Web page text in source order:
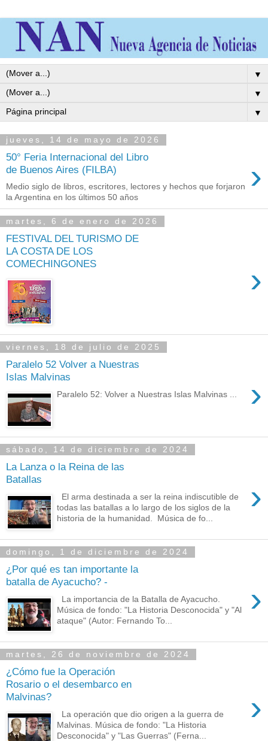
▼
▼
▼
jueves, 14 de mayo de 2026
50° Feria Internacional del Libro
de Buenos Aires (FILBA)
›
Medio siglo de libros, escritores, lectores y hechos que forjaron
la Argentina en los últimos 50 años
martes, 6 de enero de 2026
FESTIVAL DEL TURISMO DE
LA COSTA DE LOS
COMECHINGONES
›
viernes, 18 de julio de 2025
Paralelo 52 Volver a Nuestras
Islas Malvinas
›
Paralelo 52: Volver a Nuestras Islas Malvinas ...
sábado, 14 de diciembre de 2024
La Lanza o la Reina de las
Batallas
›
El arma destinada a ser la reina indiscutible de
todas las batallas a lo largo de los siglos de la
historia de la humanidad. Música de fo...
domingo, 1 de diciembre de 2024
¿Por qué es tan importante la
batalla de Ayacucho? -
›
La importancia de la Batalla de Ayacucho.
Música de fondo: "La Historia Desconocida" y "Al
ataque" (Autor: Fernando To...
martes, 26 de noviembre de 2024
¿Cómo fue la Operación
Rosario o el desembarco en
Malvinas?
›
La operación que dio origen a la guerra de
Malvinas. Música de fondo: "La Historia
Desconocida" y "Las Guerras" (Ferna...